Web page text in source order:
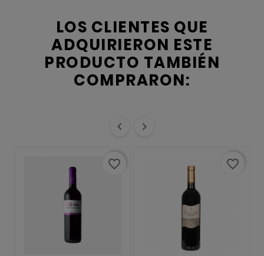
LOS CLIENTES QUE
ADQUIRIERON ESTE
PRODUCTO TAMBIÉN
COMPRARON:
 
favorite_border favorite_border